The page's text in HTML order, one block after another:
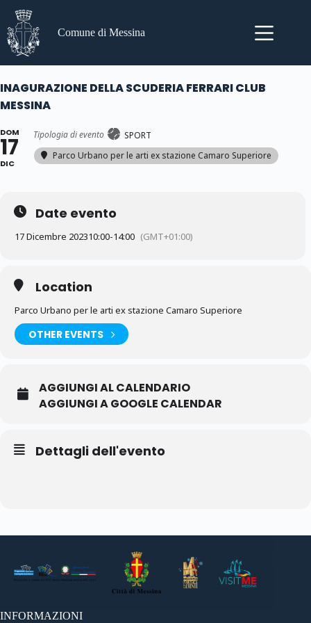
contenuto
Comune di Messina
INAGURAZIONE DELLA SCUDERIA FERRARI CLUB
MESSINA
DOM
17
DIC
Tipologia di evento
SPORT
Parco Urbano per le arti ex stazione Camaro Superiore
Date evento
17 Dicembre 202310:00-14:00 (GMT+01:00)
Location
Parco Urbano per le arti ex stazione Camaro Superiore
OTHER EVENTS
AGGIUNGI AL CALENDARIO
AGGIUNGI A GOOGLE CALENDAR
Dettagli dell'evento
INFORMAZIONI